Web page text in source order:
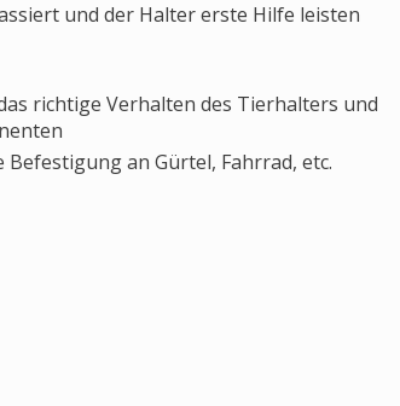
und der Halter erste Hilfe leisten
richtige Verhalten des Tierhalters und
an Gürtel, Fahrrad, etc.